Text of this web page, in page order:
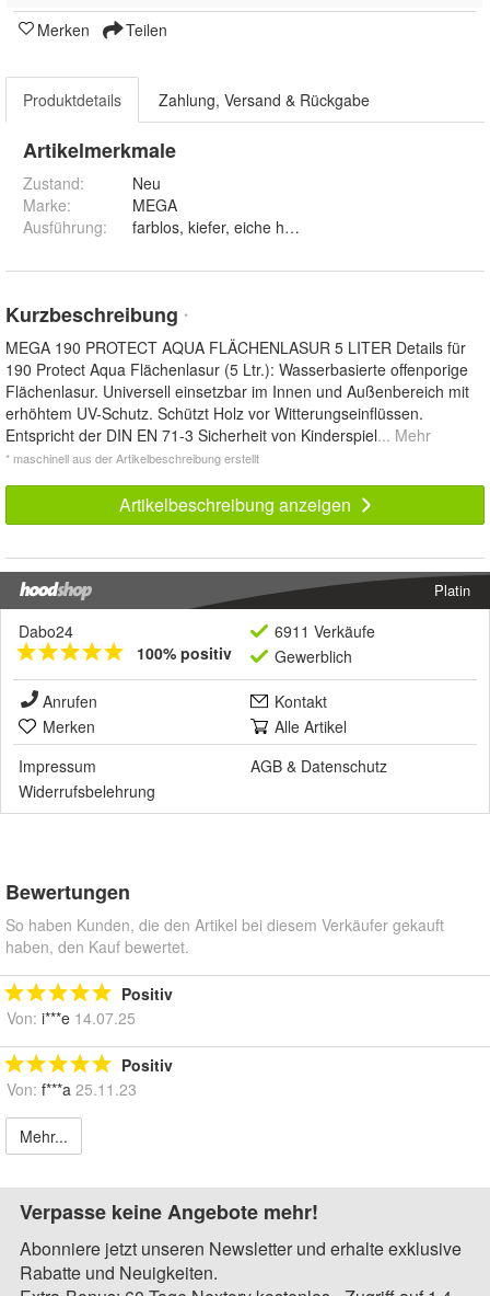
Merken Teilen
Produktdetails Zahlung, Versand & Rückgabe
Artikelmerkmale
Zustand:
Neu
Marke:
MEGA
Ausführung:
Kurzbeschreibung *
MEGA 190 PROTECT AQUA FLÄCHENLASUR 5 LITER Details für
190 Protect Aqua Flächenlasur (5 Ltr.): Wasserbasierte offenporige
Flächenlasur. Universell einsetzbar im Innen und Außenbereich mit
erhöhtem UV-Schutz. Schützt Holz vor Witterungseinflüssen.
Entspricht der DIN EN 71-3 Sicherheit von Kinderspiel... Mehr
* maschinell aus der Artikelbeschreibung erstellt
Artikelbeschreibung anzeigen
Platin
Dabo24
100% positiv
6911 Verkäufe
Gewerblich
Anrufen
Kontakt
Merken
Alle Artikel
Impressum
AGB & Datenschutz
Widerrufsbelehrung
Bewertungen
So haben Kunden, die den Artikel bei diesem Verkäufer gekauft
haben, den Kauf bewertet.
Positiv
Von: i***e 14.07.25
Positiv
Von: f***a 25.11.23
Mehr...
Verpasse keine Angebote mehr!
Abonniere jetzt unseren Newsletter und erhalte exklusive
Rabatte und Neuigkeiten.